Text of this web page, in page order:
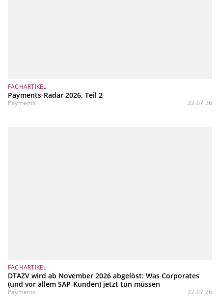
FACHARTIKEL
Payments-Radar 2026, Teil 2
Payments 22.07.26
FACHARTIKEL
DTAZV wird ab November 2026 abgelöst: Was Corporates
(und vor allem SAP‑Kunden) jetzt tun müssen
Payments 22.07.26